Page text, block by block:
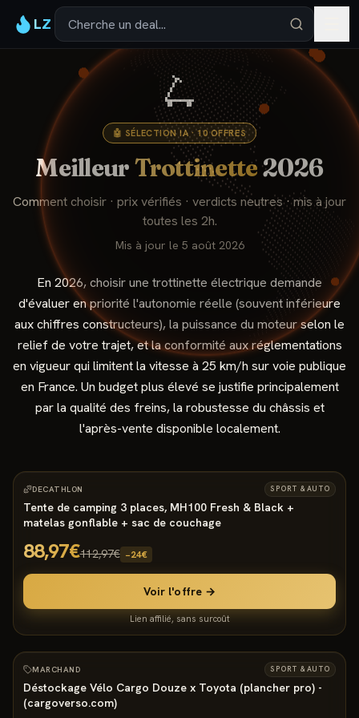
LZ
🛴
🤖 SÉLECTION IA ·10OFFRES
MeilleurTrottinette2026
Comment choisir · prix vérifiés · verdicts neutres · mis à jour
toutes les 2h.
Mis à jour le 5 août 2026
En 2026, choisir une trottinette électrique demande
d'évaluer en priorité l'autonomie réelle (souvent inférieure
aux chiffres constructeurs), la puissance du moteur selon le
relief de votre trajet, et la conformité aux réglementations
en vigueur qui limitent la vitesse à 25 km/h sur voie publique
en France. Un budget plus élevé se justifie principalement
par la qualité des freins, la robustesse du châssis et
l'après-vente disponible localement.
−21%
DECATHLON SPORT & AUTO
Tente de camping 3 places, MH100 Fresh & Black +
matelas gonflable + sac de couchage
88,97€112,97€ −24€
Voir l'offre →
Lien affilié, sans surcoût
2934° 8
MARCHAND SPORT & AUTO
Déstockage Vélo Cargo Douze x Toyota (plancher pro) -
(cargoverso.com)